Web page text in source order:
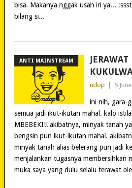
bisa. Makanya nggak usah iri ya...
bilang si...
ANTI MAINSTREAM
ndop 5
ini nih, gara-
semua jadi ikut-ikutan mahal. kalo
MBEBEKI!! akibatnya, minyak tanah
bengsin pun ikut-ikutan mahal.
minyak tanah alias belerang pun jadi
menjalankan tugasnya membersihkan
muka saya yang dulu selalu terawat